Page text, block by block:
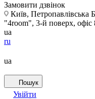
Замовити дзвінок
Київ, Петропавлівська
"4room", 3-й поверх, офіс
ua
ru
ua
Пошук
Увійти